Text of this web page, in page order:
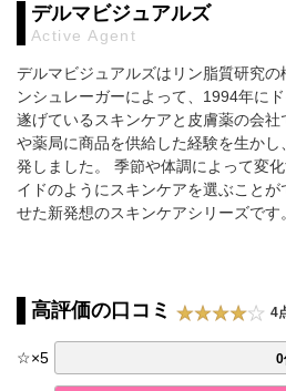
デルマビジュアルズ
Active Agent
デルマビジュアルズはリン脂質研究
ンシュレーガーによって、1994年に
遂げているスキンケアと皮膚薬の会
や薬局に商品を供給した経験を生か
発しました。 季節や体調によって変
イドのようにスキンケアを選ぶこと
せた新発想のスキンケアシリーズです。
高評価の口コミ 4
☆×5 0